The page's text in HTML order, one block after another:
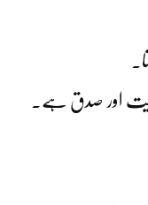
نیت اور صدق ہے۔